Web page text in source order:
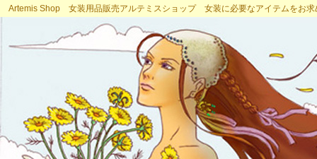
Artemis Shop 女装用品販売アルテミスショップ 女装に必要なアイテムをお求